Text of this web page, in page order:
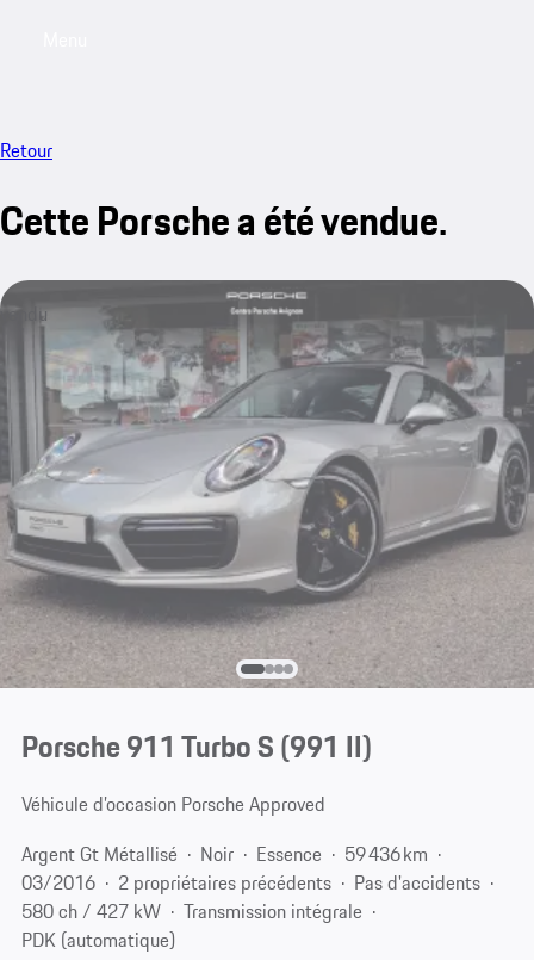
Retour
Cette Porsche a été vendue.
vendu
Porsche 911 Turbo S(991 II)
Véhicule d’occasion Porsche Approved
Argent Gt Métallisé
Noir Essence
59 436 km
03/2016
2 propriétaires précédents
Pas d'accidents
580 ch / 427 kW
Transmission intégrale
PDK (automatique)